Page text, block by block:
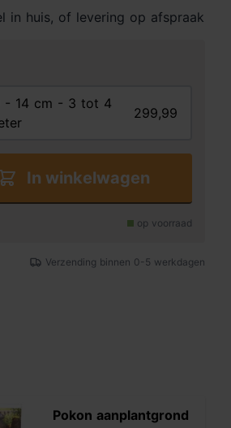
in huis, of levering op afspraak
- 14 cm - 3 tot 4
299,99
In winkelwagen
op voorraad
Verzending binnen 0-5 werkdagen
Pokon aanplantgrond